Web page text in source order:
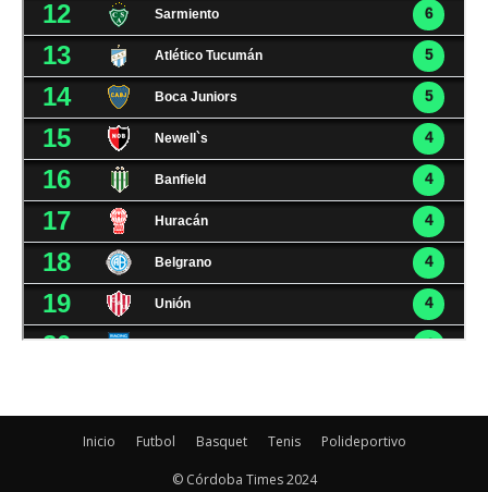
Inicio Futbol Basquet Tenis Polideportivo
© Córdoba Times 2024